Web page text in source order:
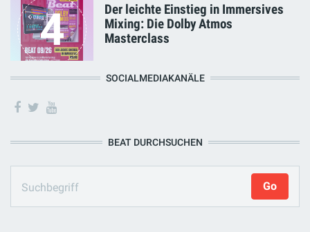
4
Der leichte Einstieg in Immersives
Mixing: Die Dolby Atmos
Masterclass
SOCIALMEDIAKANÄLE
BEAT DURCHSUCHEN